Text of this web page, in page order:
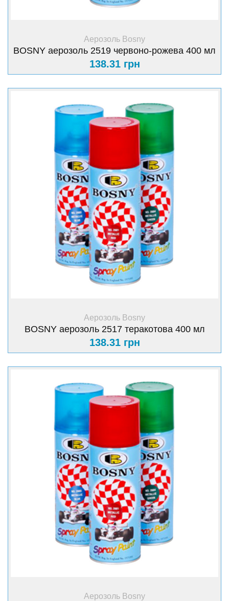
+ Купити
Аерозоль Bosny
BOSNY аерозоль 2519 червоно-рожева 400 мл
138.31 грн
+ Купити
Аерозоль Bosny
BOSNY аерозоль 2517 теракотова 400 мл
138.31 грн
+ Купити
Аерозоль Bosny